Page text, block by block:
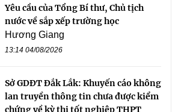
Yêu cầu của Tổng Bí thư, Chủ tịch
nước về sắp xếp trường học
Hương Giang
13:14 04/08/2026
Sở GDĐT Đắk Lắk: Khuyến cáo không
lan truyền thông tin chưa được kiểm
chứng về kỳ thi tốt nghiệp THPT